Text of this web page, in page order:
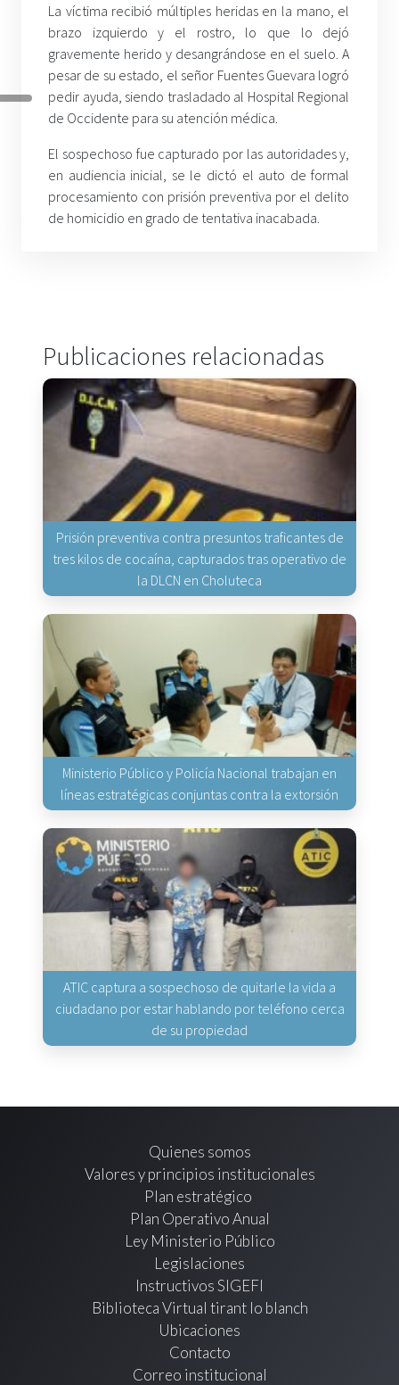
La víctima recibió múltiples heridas en la mano, el
brazo izquierdo y el rostro, lo que lo dejó
gravemente herido y desangrándose en el suelo. A
pesar de su estado, el señor Fuentes Guevara logró
pedir ayuda, siendo trasladado al Hospital Regional
de Occidente para su atención médica.
El sospechoso fue capturado por las autoridades y,
en audiencia inicial, se le dictó el auto de formal
procesamiento con prisión preventiva por el delito
de homicidio en grado de tentativa inacabada.
Publicaciones relacionadas
Prisión preventiva contra presuntos traficantes de
tres kilos de cocaína, capturados tras operativo de
la DLCN en Choluteca
Ministerio Público y Policía Nacional trabajan en
líneas estratégicas conjuntas contra la extorsión
ATIC captura a sospechoso de quitarle la vida a
ciudadano por estar hablando por teléfono cerca
de su propiedad
Quienes somos
Valores y principios institucionales
Plan estratégico
Plan Operativo Anual
Ley Ministerio Público
Legislaciones
Instructivos SIGEFI
Biblioteca Virtual tirant lo blanch
Ubicaciones
Contacto
Correo institucional